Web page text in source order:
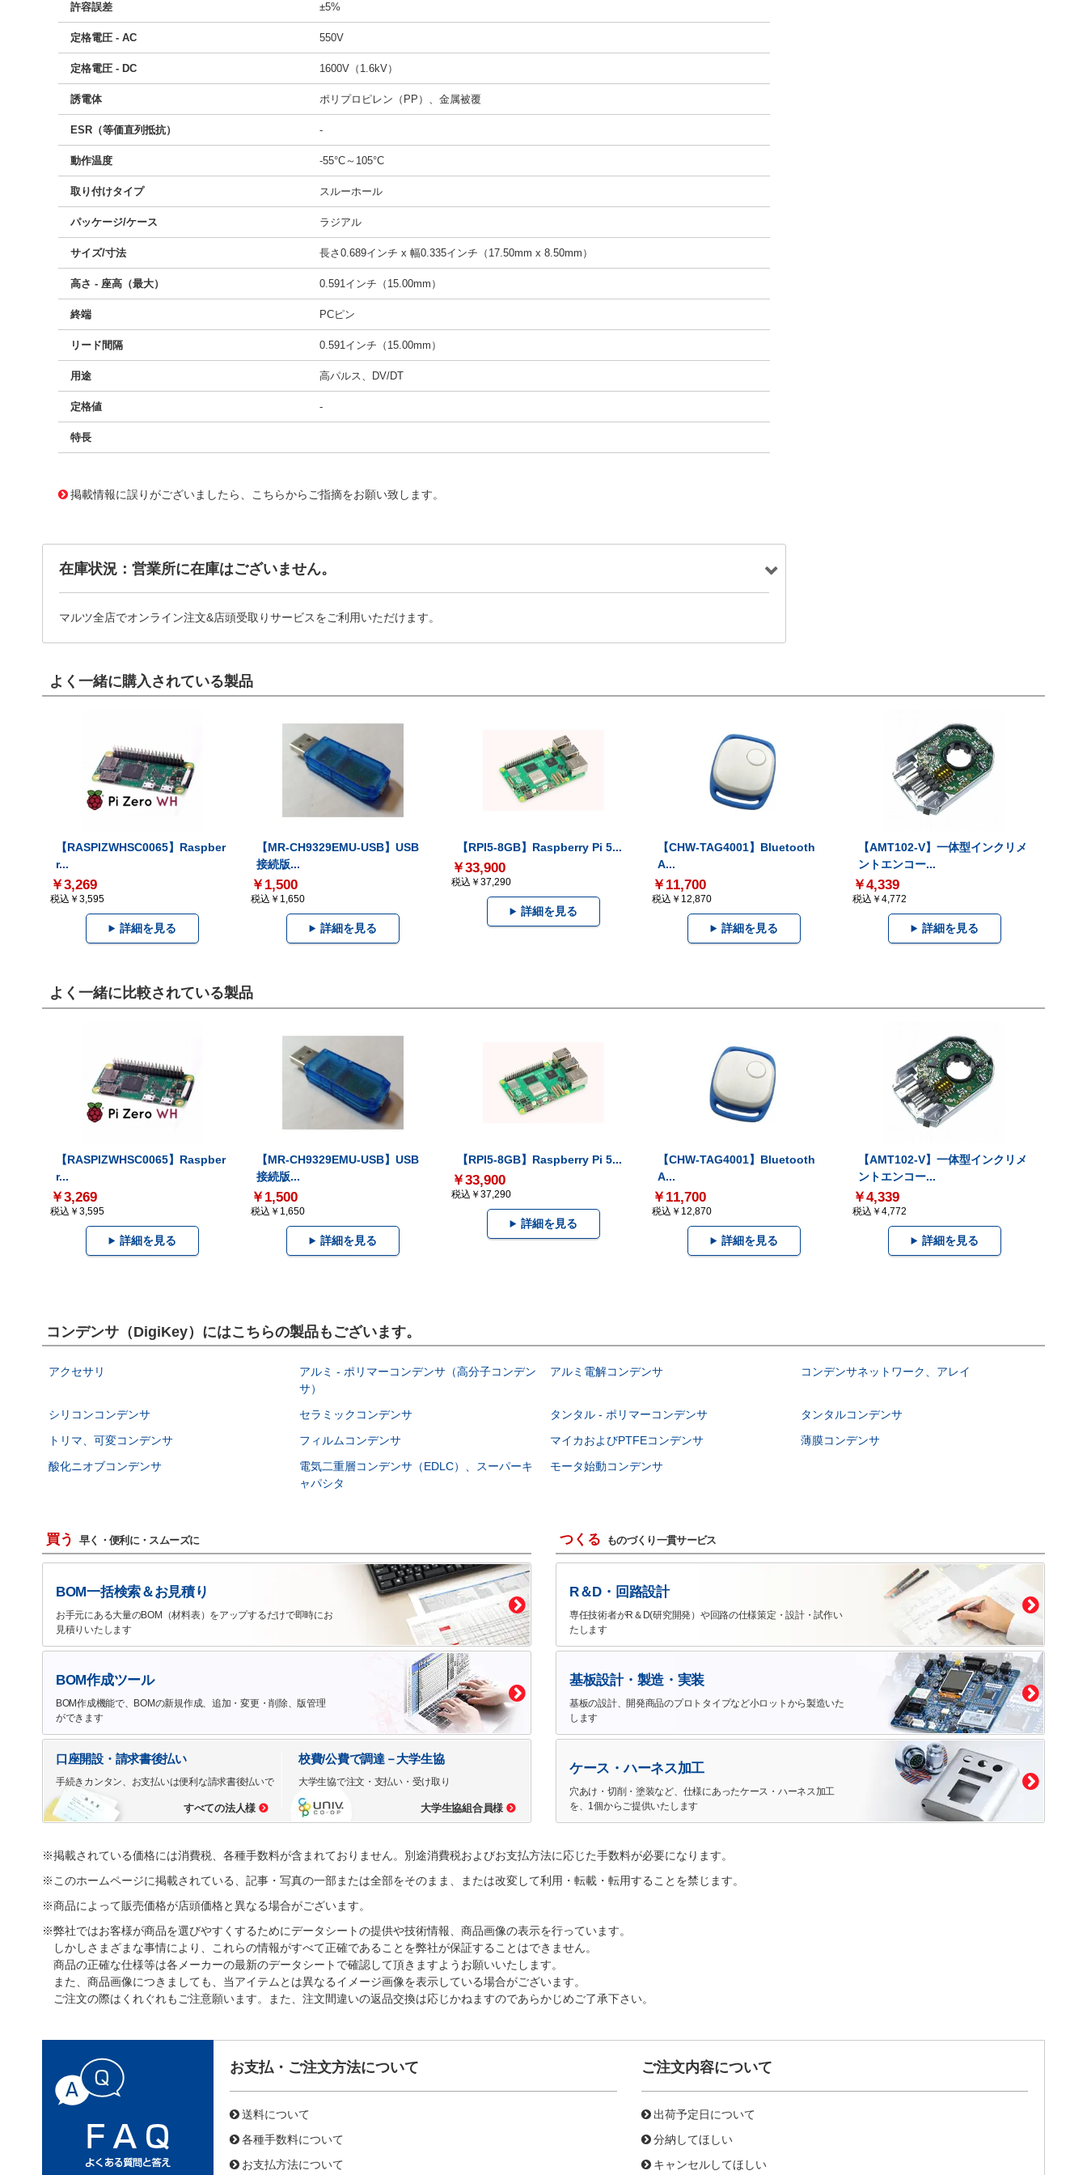
許容誤差 ±5%
定格電圧 - AC 550V
定格電圧 - DC 1600V（1.6kV）
誘電体 ポリプロピレン（PP）、金属被覆
ESR（等価直列抵抗） -
動作温度 -55°C～105°C
取り付けタイプ スルーホール
パッケージ/ケース ラジアル
サイズ/寸法 長さ0.689インチ x 幅0.335インチ（17.50mm x 8.50mm）
高さ - 座高（最大） 0.591インチ（15.00mm）
終端 PCピン
リード間隔 0.591インチ（15.00mm）
用途 高パルス、DV/DT
定格値 -
特長
掲載情報に誤りがございましたら、こちらからご指摘をお願い致します。
在庫状況：営業所に在庫はございません。
マルツ全店でオンライン注文&店頭受取りサービスをご利用いただけます。
よく一緒に購入されている製品
【RASPIZWHSC0065】Raspber
r...
￥3,269
税込￥3,595
詳細を見る
【MR-CH9329EMU-USB】USB
接続版...
￥1,500
税込￥1,650
詳細を見る
【RPI5-8GB】Raspberry Pi 5...
￥33,900
税込￥37,290
詳細を見る
【CHW-TAG4001】Bluetooth
A...
￥11,700
税込￥12,870
詳細を見る
【AMT102-V】一体型インクリメ
ントエンコー...
￥4,339
税込￥4,772
詳細を見る
よく一緒に比較されている製品
【RASPIZWHSC0065】Raspber
r...
￥3,269
税込￥3,595
詳細を見る
【MR-CH9329EMU-USB】USB
接続版...
￥1,500
税込￥1,650
詳細を見る
【RPI5-8GB】Raspberry Pi 5...
￥33,900
税込￥37,290
詳細を見る
【CHW-TAG4001】Bluetooth
A...
￥11,700
税込￥12,870
詳細を見る
【AMT102-V】一体型インクリメ
ントエンコー...
￥4,339
税込￥4,772
詳細を見る
コンデンサ（DigiKey）にはこちらの製品もございます。
アクセサリ
アルミ - ポリマーコンデンサ（高分子コンデン
サ）
アルミ電解コンデンサ コンデンサネットワーク、アレイ
シリコンコンデンサ セラミックコンデンサ タンタル - ポリマーコンデンサ
タンタルコンデンサ
トリマ、可変コンデンサ
フィルムコンデンサ マイカおよびPTFEコンデンサ
薄膜コンデンサ
酸化ニオブコンデンサ
電気二重層コンデンサ（EDLC）、スーパーキ
ャパシタ
モータ始動コンデンサ
買う 早く・便利に・スムーズに
BOM一括検索＆お見積り
お手元にある大量のBOM（材料表）をアップするだけで即時にお
見積りいたします
BOM作成ツール
BOM作成機能で、BOMの新規作成、追加・変更・削除、版管理
ができます
口座開設・請求書後払い
手続きカンタン、お支払いは便利な請求書後払いで
すべての法人様
校費/公費で調達－大学生協
大学生協で注文・支払い・受け取り
大学生協組合員様
つくる ものづくり一貫サービス
R＆D・回路設計
専任技術者がR＆D(研究開発）や回路の仕様策定・設計・試作い
たします
基板設計・製造・実装
基板の設計、開発商品のプロトタイプなど小ロットから製造いた
します
ケース・ハーネス加工
穴あけ・切削・塗装など、仕様にあったケース・ハーネス加工
を、1個からご提供いたします
※掲載されている価格には消費税、各種手数料が含まれておりません。別途消費税およびお支払方法に応じた手数料が必要になります。
※このホームページに掲載されている、記事・写真の一部または全部をそのまま、または改変して利用・転載・転用することを禁じます。
※商品によって販売価格が店頭価格と異なる場合がございます。
※弊社ではお客様が商品を選びやすくするためにデータシートの提供や技術情報、商品画像の表示を行っています。
しかしさまざまな事情により、これらの情報がすべて正確であることを弊社が保証することはできません。
商品の正確な仕様等は各メーカーの最新のデータシートで確認して頂きますようお願いいたします。
また、商品画像につきましても、当アイテムとは異なるイメージ画像を表示している場合がございます。
ご注文の際はくれぐれもご注意願います。また、注文間違いの返品交換は応じかねますのであらかじめご了承下さい。
お支払・ご注文方法について
送料について
各種手数料について
お支払方法について
ご注文内容について
出荷予定日について
分納してほしい
キャンセルしてほしい